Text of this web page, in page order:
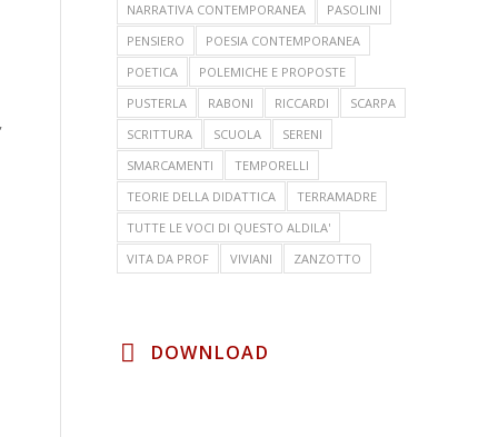
NARRATIVA CONTEMPORANEA
PASOLINI
PENSIERO
POESIA CONTEMPORANEA
POETICA
POLEMICHE E PROPOSTE
PUSTERLA
RABONI RICCARDI
SCARPA
SCRITTURA
SCUOLA
SERENI
SMARCAMENTI
TEMPORELLI
TEORIE DELLA DIDATTICA
TERRAMADRE
TUTTE LE VOCI DI QUESTO ALDILA'
VITA DA PROF
VIVIANI ZANZOTTO
DOWNLOAD